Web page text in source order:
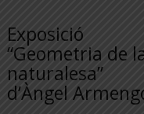
Exposició
“Geometria de
naturalesa”
d’Àngel